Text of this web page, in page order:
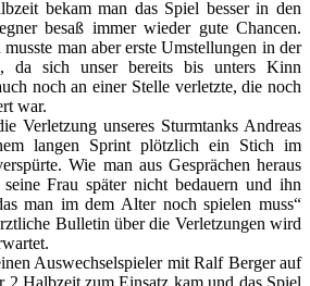
bekam man das Spiel besser in den
besaß immer wieder gute Chancen.
man aber erste Umstellungen in der
da sich unser bereits bis unters Kinn
noch an einer Stelle verletzte, die noch
war.
Verletzung unseres Sturmtanks Andreas
langen Sprint plötzlich ein Stich im
Wie man aus Gesprächen heraus
Frau später nicht bedauern und ihn
man im dem Alter noch spielen muss“
Bulletin über die Verletzungen wird
Auswechselspieler mit Ralf Berger auf